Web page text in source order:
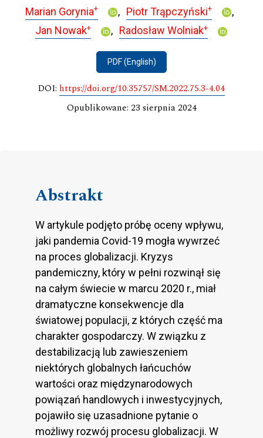
Marian Gorynia+ Piotr Trąpczyński+
Jan Nowak+ Radosław Wolniak+
PDF (English)
DOI: https://doi.org/10.35757/SM.2022.75.3-4.04
Opublikowane: 23 sierpnia 2024
Abstrakt
W artykule podjęto próbę oceny wpływu,
jaki pandemia Covid-19 mogła wywrzeć
na proces globalizacji. Kryzys
pandemiczny, który w pełni rozwinął się
na całym świecie w marcu 2020 r., miał
dramatyczne konsekwencje dla
światowej populacji, z których część ma
charakter gospodarczy. W związku z
destabilizacją lub zawieszeniem
niektórych globalnych łańcuchów
wartości oraz międzynarodowych
powiązań handlowych i inwestycyjnych,
pojawiło się uzasadnione pytanie o
możliwy rozwój procesu globalizacji. W